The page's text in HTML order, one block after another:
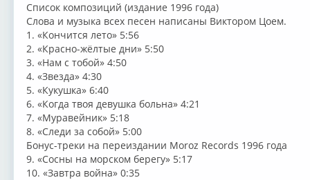
Список композиций (издание 1996 года)
Слова и музыка всех песен написаны Виктором Цоем.
1. «Кончится лето» 5:56
2. «Красно-жёлтые дни» 5:50
3. «Нам с тобой» 4:50
4. «Звезда» 4:30
5. «Кукушка» 6:40
6. «Когда твоя девушка больна» 4:21
7. «Муравейник» 5:18
8. «Следи за собой» 5:00
Бонус-треки на переиздании Moroz Records 1996 года
9. «Сосны на морском берегу» 5:17
10. «Завтра война» 0:35